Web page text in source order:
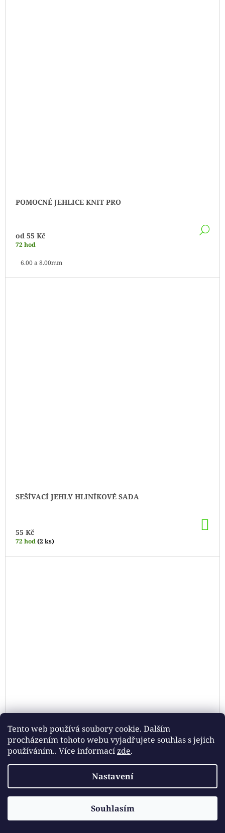
Tento web používá soubory cookie. Dalším
procházením tohoto webu vyjadřujete souhlas s jejich
používáním.. Více informacízde.
Nastavení
Souhlasím
POMOCNÉ JEHLICE KNIT PRO
od 55 Kč
72 hod
6.00 a 8.00mm
SEŠÍVACÍ JEHLY HLINÍKOVÉ SADA
55 Kč
72 hod(2 ks)
SEŠÍVACÍ JEHLY PLASTOVÉ SADA